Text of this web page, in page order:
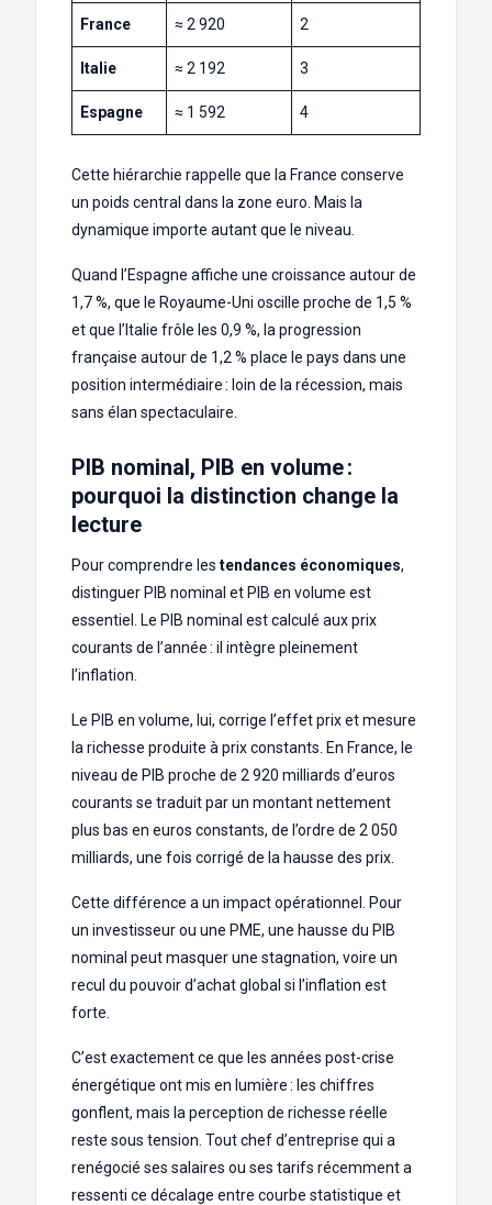
France ≈ 2 920 2
Italie ≈ 2 192 3
Espagne ≈ 1 592 4
Cette hiérarchie rappelle que la France conserve
un poids central dans la zone euro. Mais la
dynamique importe autant que le niveau.
Quand l’Espagne affiche une croissance autour de
1,7 %, que le Royaume-Uni oscille proche de 1,5 %
et que l’Italie frôle les 0,9 %, la progression
française autour de 1,2 % place le pays dans une
position intermédiaire : loin de la récession, mais
sans élan spectaculaire.
PIB nominal, PIB en volume :
pourquoi la distinction change la
lecture
Pour comprendre les tendances économiques,
distinguer PIB nominal et PIB en volume est
essentiel. Le PIB nominal est calculé aux prix
courants de l’année : il intègre pleinement
l’inflation.
Le PIB en volume, lui, corrige l’effet prix et mesure
la richesse produite à prix constants. En France, le
niveau de PIB proche de 2 920 milliards d’euros
courants se traduit par un montant nettement
plus bas en euros constants, de l’ordre de 2 050
milliards, une fois corrigé de la hausse des prix.
Cette différence a un impact opérationnel. Pour
un investisseur ou une PME, une hausse du PIB
nominal peut masquer une stagnation, voire un
recul du pouvoir d’achat global si l’inflation est
forte.
C’est exactement ce que les années post-crise
énergétique ont mis en lumière : les chiffres
gonflent, mais la perception de richesse réelle
reste sous tension. Tout chef d’entreprise qui a
renégocié ses salaires ou ses tarifs récemment a
ressenti ce décalage entre courbe statistique et